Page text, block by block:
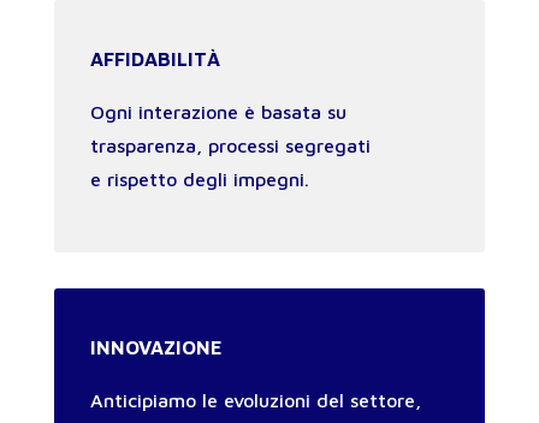
AFFIDABILITÀ
Ogni interazione è basata su
trasparenza, processi segregati
e rispetto degli impegni.
INNOVAZIONE
Anticipiamo le evoluzioni del settore,